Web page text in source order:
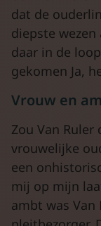
dat de
diepste
daar in de
gekomen Ja,
Vrouw en
Zou Van
vrouwelijke
een
mij op mijn
ambt was